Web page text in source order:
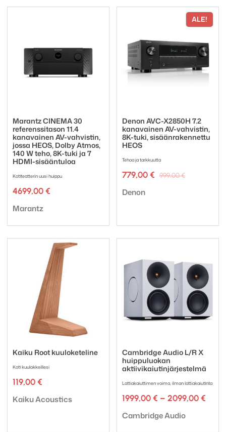
Marantz CINEMA 30
referenssitason 11.4
kanavainen AV-vahvistin,
jossa HEOS, Dolby Atmos,
140 W teho, 8K-tuki ja 7
HDMI-sisääntuloa
Kotiteatterin uusi huippu
4699,00 €
Tuotemerkki:
Marantz
ALE!
Denon AVC-X2850H 7.2
kanavainen AV-vahvistin,
8K-tuki, sisäänrakennettu
HEOS
Tehoa ja tarkkuutta
999,00€
779,00 €
Nykyinen
Tuotemerkki:
Denon
Kaiku Root kuuloketeline
Koti kuulokkeillesi
119,00 €
Tuotemerkki:
Kaiku Acoustics
Cambridge Audio L/R X
huippuluokan
aktiivikaiutinjärjestelmä
Lattiakaiuttimen voima, ilman lattiakaiutinta
1999,00 € – 2099,00 €
Tuotemerkki:
Cambridge Audio